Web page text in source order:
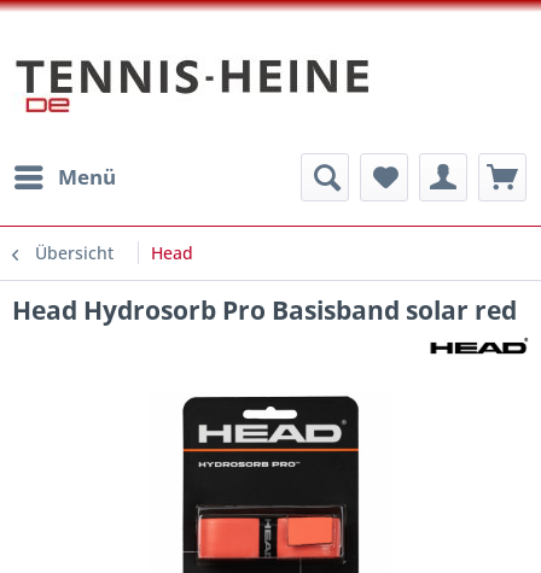
Menü
Übersicht Head
Head Hydrosorb Pro Basisband solar red